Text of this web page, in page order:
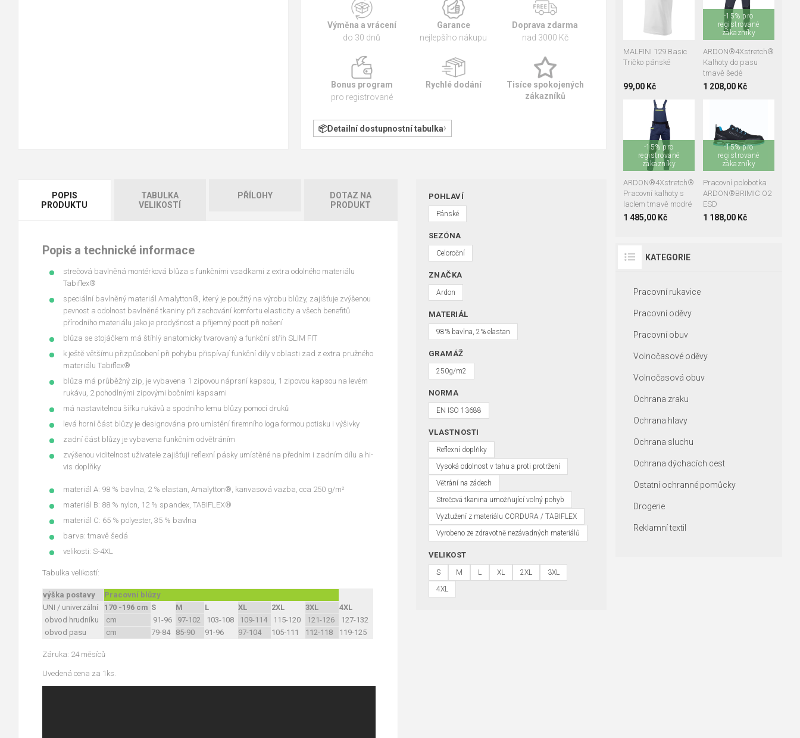
Výměna a vrácení
do 30 dnů
Garance
nejlepšího nákupu
Doprava zdarma
nad 3000 Kč
Bonus program
pro registrované
Rychlé dodání
Tisíce spokojených
zákazníků
Detailní dostupnostní tabulka
POPIS
PRODUKTU
TABULKA
VELIKOSTÍ
PŘÍLOHY
DOTAZ NA
PRODUKT
Popis a technické informace
strečová bavlněná montérková blůza s funkčními vsadkami z extra odolného materiálu
Tabiflex®
speciální bavlněný materiál Amalytton®, který je použitý na výrobu blůzy, zajišťuje zvýšenou
pevnost a odolnost bavlněné tkaniny při zachování komfortu elasticity a všech benefitů
přírodního materiálu jako je prodyšnost a příjemný pocit při nošení
blůza se stojáčkem má štíhlý anatomicky tvarovaný a funkční střih SLIM FIT
k ještě většímu přizpůsobení při pohybu přispívají funkční díly v oblasti zad z extra pružného
materiálu Tabiflex®
blůza má průběžný zip, je vybavena 1 zipovou náprsní kapsou, 1 zipovou kapsou na levém
rukávu, 2 pohodlnými zipovými bočními kapsami
má nastavitelnou šířku rukávů a spodního lemu blůzy pomocí druků
levá horní část blůzy je designována pro umístění firemního loga formou potisku i výšivky
zadní část blůzy je vybavena funkčním odvětráním
zvýšenou viditelnost uživatele zajišťují reflexní pásky umístěné na předním i zadním dílu a hi-
vis doplňky
materiál A: 98 % bavlna, 2 % elastan, Amalytton®, kanvasová vazba, cca 250 g/m²
materiál B: 88 % nylon, 12 % spandex, TABIFLEX®
materiál C: 65 % polyester, 35 % bavlna
barva: tmavě šedá
velikosti: S-4XL
Tabulka velikostí:
výška postavy
Pracovní blůzy
UNI / univerzální
170 -196 cm S M L XL 2XL 3XL
4XL
obvod hrudníku
cm 91-96 97-102 103-108 109-114 115-120 121-126
127-132
obvod pasu
cm 79-84 85-90 91-96 97-104 105-111 112-118 119-125
Záruka: 24 měsíců
Uvedená cena za 1ks.
POHLAVÍ
Pánské
SEZÓNA
Celoroční
ZNAČKA
Ardon
MATERIÁL
98% bavlna, 2% elastan
GRAMÁŽ
250g/m2
NORMA
EN ISO 13688
VLASTNOSTI
Reflexní doplňky
Vysoká odolnost v tahu a proti protržení
Větrání na zádech
Strečová tkanina umožňující volný pohyb
Vyztužení z materiálu CORDURA / TABIFLEX
Vyrobeno ze zdravotně nezávadných materiálů
VELIKOST
S M L XL 2XL
3XL
4XL
MALFINI 129 Basic
Tričko pánské
99,00 Kč
-15% pro
registrované
zákazníky
ARDON®4Xstretch®
Kalhoty do pasu
tmavě šedé
1 208,00 Kč
46 48
50
54
56
58
60
62
-15% pro
registrované
zákazníky
ARDON®4Xstretch®
Pracovní kalhoty s
laclem tmavě modré
1 485,00 Kč
46 48
50
54
56
58
60
62
-15% pro
registrované
zákazníky
Pracovní polobotka
ARDON®BRIMIC O2
ESD
1 188,00 Kč
41
42
43
44
45
46
47
48
KATEGORIE
Pracovní rukavice
Pracovní oděvy
Pracovní obuv
Volnočasové oděvy
Volnočasová obuv
Ochrana zraku
Ochrana hlavy
Ochrana sluchu
Ochrana dýchacích cest
Ostatní ochranné pomůcky
Drogerie
Reklamní textil